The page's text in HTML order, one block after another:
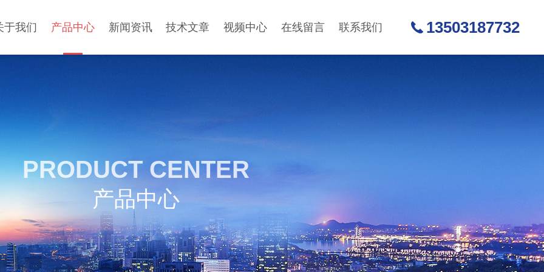
于我们 产品中心 新闻资讯 技术文章 视频中心 在线留言 联系我们 13503187732
PRODUCT CENTER
产品中心